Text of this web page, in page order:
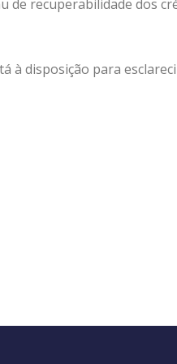
de recuperabilidade dos
à disposição para